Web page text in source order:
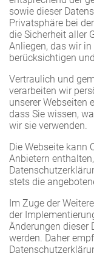
sowie dieser
Privatsphäre bei
die Sicherheit aller
Anliegen, das wir
berücksichtigen
Vertraulich und
verarbeiten wir
unserer Webseiten
dass Sie wissen,
wir sie verwenden.
Die Webseite kann
Anbietern
stets die
Im Zuge der
der
Änderungen dieser
werden. Daher